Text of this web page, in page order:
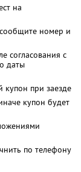
на
номер и
согласования с
даты
купон при заезде
купон будет
по телефону